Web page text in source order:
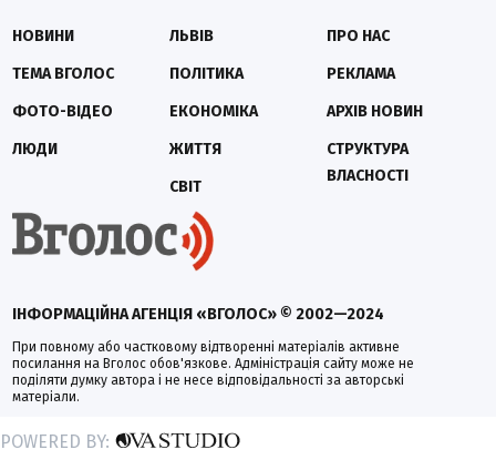
ІНФОРМАЦІЙНА АГЕНЦІЯ «ВГОЛОС» © 2002—2024
При повному або частковому відтворенні матеріалів активне
посилання на Вголос обов'язкове. Адміністрація сайту може не
поділяти думку автора і не несе відповідальності за авторські
матеріали.
НОВИНИ
ТЕМА ВГОЛОС
ФОТО-ВІДЕО
ЛЮДИ
ЛЬВІВ
ПОЛІТИКА
ЕКОНОМІКА
ЖИТТЯ
СВІТ
ПРО НАС
РЕКЛАМА
АРХІВ НОВИН
СТРУКТУРА
ВЛАСНОСТІ
POWERED BY: